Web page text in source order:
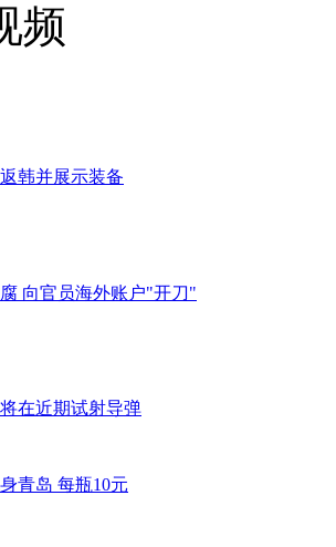
频
韩并展示装备
向官员海外账户"开刀"
在近期试射导弹
青岛 每瓶10元